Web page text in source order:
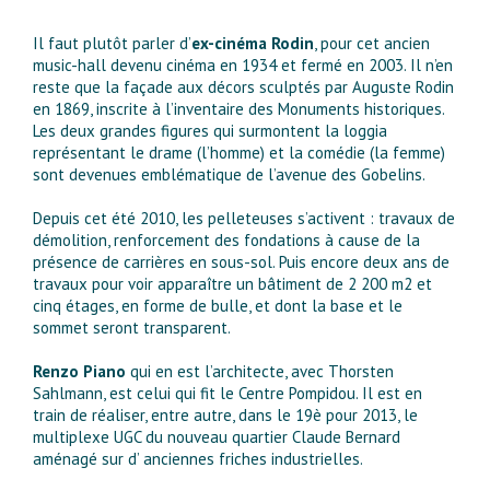
Il faut plutôt parler d’ex-cinéma Rodin, pour cet ancien
music-hall devenu cinéma en 1934 et fermé en 2003. Il n’en
reste que la façade aux décors sculptés par Auguste Rodin
en 1869, inscrite à l’inventaire des Monuments historiques.
Les deux grandes figures qui surmontent la loggia
représentant le drame (l’homme) et la comédie (la femme)
sont devenues emblématique de l’avenue des Gobelins.
Depuis cet été 2010, les pelleteuses s’activent : travaux de
démolition, renforcement des fondations à cause de la
présence de carrières en sous-sol. Puis encore deux ans de
travaux pour voir apparaître un bâtiment de 2 200 m2 et
cinq étages, en forme de bulle, et dont la base et le
sommet seront transparent.
Renzo Piano qui en est l’architecte, avec Thorsten
Sahlmann, est celui qui fit le Centre Pompidou. Il est en
train de réaliser, entre autre, dans le 19è pour 2013, le
multiplexe UGC du nouveau quartier Claude Bernard
aménagé sur d’ anciennes friches industrielles.